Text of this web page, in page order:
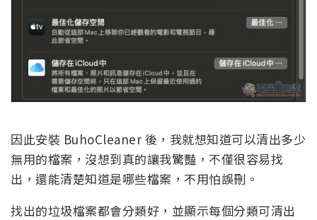
因此安裝 BuhoCleaner 後，我就想知道可以清出多少
無用的檔案，沒想到真的讓我驚豔，不僅很容易找
出，還能清楚知道是哪些檔案，不用怕誤刪。
找出的垃圾檔案都會分類好，並顯示每個分類可清出